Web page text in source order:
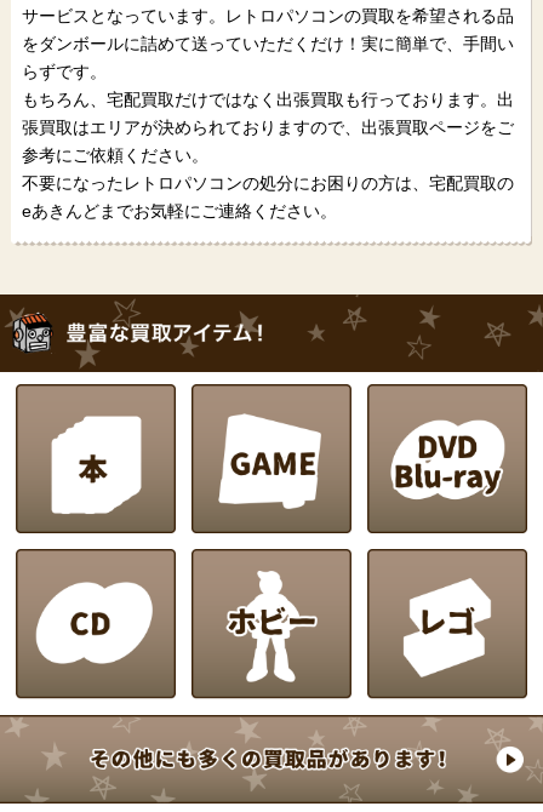
サービスとなっています。レトロパソコンの買取を希望される品
をダンボールに詰めて送っていただくだけ！実に簡単で、手間い
らずです。
もちろん、宅配買取だけではなく出張買取も行っております。出
張買取はエリアが決められておりますので、出張買取ページをご
参考にご依頼ください。
不要になったレトロパソコンの処分にお困りの方は、宅配買取の
eあきんどまでお気軽にご連絡ください。